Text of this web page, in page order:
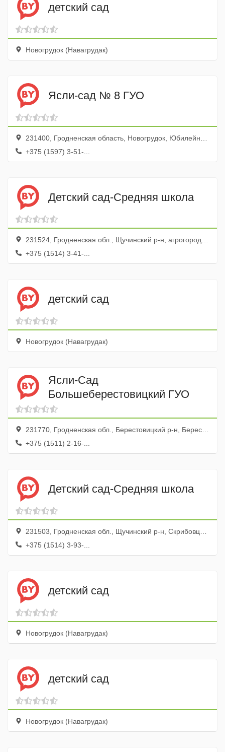
детский сад
Новогрудок (Навагрудак)
Ясли-сад № 8 ГУО
231400, Гродненская область, Новогрудок, Юбилейная улица, 11А
+375 (1597) 3-51-...
Детский сад-Средняя школа
231524, Гродненская обл., Щучинский р-н, агрогородок Головичполье, ул. Ленина, 3
+375 (1514) 3-41-...
детский сад
Новогрудок (Навагрудак)
Ясли-Сад
Большеберестовицкий ГУО
231770, Гродненская обл., Берестовицкий р-н, Берестовица г., ул. Ленина, 12
+375 (1511) 2-16-...
Детский сад-Средняя школа
231503, Гродненская обл., Щучинский р-н, Скрибовцы дер., ул. Советская, 24
+375 (1514) 3-93-...
детский сад
Новогрудок (Навагрудак)
детский сад
Новогрудок (Навагрудак)